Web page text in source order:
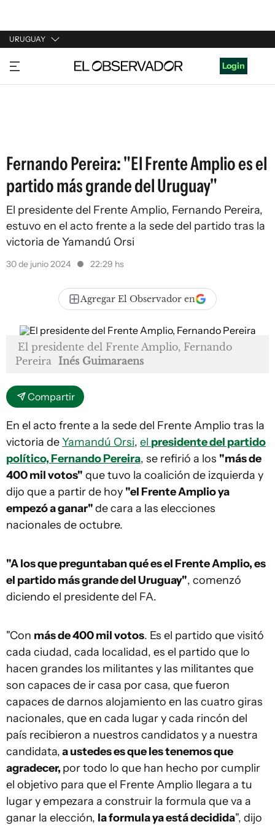
URUGUAY
URUGUAY
ARGENTINA
Login
Fernando Pereira: "El Frente Amplio es el
partido más grande del Uruguay"
El presidente del Frente Amplio, Fernando Pereira,
estuvo en el acto frente a la sede del partido tras la
victoria de Yamandú Orsi
30 de junio 2024 22:29 hs
Agregar El Observador en
El presidente del Frente Amplio, Fernando
Pereira Inés Guimaraens
Compartir
En el acto frente a la sede del Frente Amplio tras la
victoria deYamandú Orsi, el presidente del partido
político, Fernando Pereira, se refirió a los "más de
400 mil votos" que tuvo la coalición de izquierda y
dijo que a partir de hoy "el Frente Amplio ya
empezó a ganar"de cara a las elecciones
nacionales de octubre.
"A los que preguntaban qué es el Frente Amplio, es
el partido más grande del Uruguay", comenzó
diciendo el presidente del FA.
"Con más de 400 mil votos. Es el partido que visitó
cada ciudad, cada localidad, es el partido que lo
hacen grandes los militantes y las militantes que
son capaces de ir casa por casa, que fueron
capaces de darnos alojamiento en las cuatro giras
nacionales, que en cada lugar y cada rincón del
país recibieron a nuestros candidatos y a nuestra
candidata,a ustedes es que les tenemos que
agradecer, por todo lo que han hecho por cumplir
el objetivo para que el Frente Amplio llegara a tu
lugar y empezara a construir la formula que va a
ganar la elección, la formula ya está decidida", dijo